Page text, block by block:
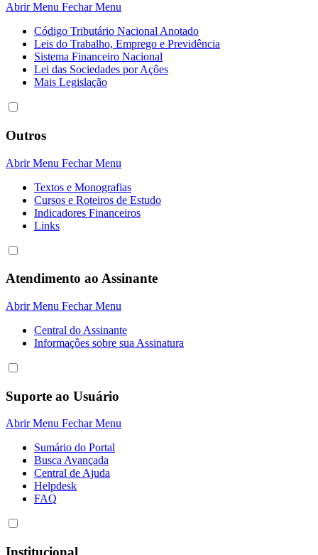
Abrir Menu Fechar Menu
Código Tributário Nacional Anotado
Leis do Trabalho, Emprego e Previdência
Sistema Financeiro Nacional
Lei das Sociedades por Açôes
Mais Legislação
Outros
Abrir Menu Fechar Menu
Textos e Monografias
Cursos e Roteiros de Estudo
Indicadores Financeiros
Links
Atendimento ao Assinante
Abrir Menu Fechar Menu
Central do Assinante
Informaçôes sobre sua Assinatura
Suporte ao Usuário
Abrir Menu Fechar Menu
Sumário do Portal
Busca Avançada
Central de Ajuda
Helpdesk
FAQ
Institucional